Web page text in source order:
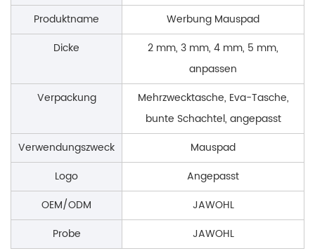
Produktname
Werbung Mauspad
Dicke
2 mm, 3 mm, 4 mm, 5 mm,
anpassen
Verpackung
Mehrzwecktasche, Eva-Tasche,
bunte Schachtel, angepasst
Verwendungszweck
Mauspad
Logo
Angepasst
OEM/ODM
JAWOHL
Probe
JAWOHL